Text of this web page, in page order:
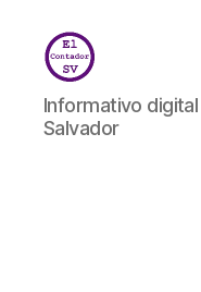
El
Contador
SV
Informativo
Salvador